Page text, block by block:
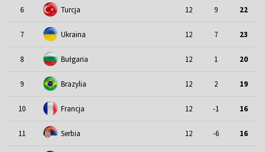
6 Turcja 12 9 22
7 Ukraina 12 7 23
8 Bułgaria 12 1 20
9 Brazylia 12 2 19
10 Francja 12 -1 16
11 Serbia 12 -6 16